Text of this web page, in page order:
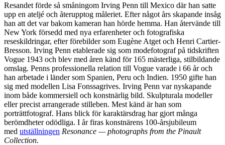
Resandet förde så småningom Irving Penn till Mexico där han satte
upp en ateljé och återupptog måleriet. Efter något års skapande insåg
han att det var bakom kameran han hörde hemma. Han återvände till
New York försedd med nya erfarenheter och fotografiska
reseskildringar, efter förebilder som Eugène Atget och Henri Cartier-
Bresson. Irving Penn etablerade sig som modefotograf på tidskriften
Vogue 1943 och blev med åren känd för 165 mästerliga, stilbildande
omslag. Penns professionella relation till Vogue varade i 66 år och
han arbetade i länder som Spanien, Peru och Indien. 1950 gifte han
sig med modellen Lisa Fonssagrives. Irving Penn var nyskapande
inom både kommersiell och konstnärlig bild. Skulpturala modeller
eller precist arrangerade stilleben. Mest känd är han som
porträttfotograf. Hans blick för karaktärsdrag har gjort många
berömdheter odödliga. I år firas konstnärens 100-årsjubileum
med utställningen Resonance — photographs from the Pinault
Collection.